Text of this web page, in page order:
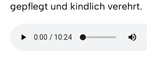
gepflegt und kindlich verehrt.